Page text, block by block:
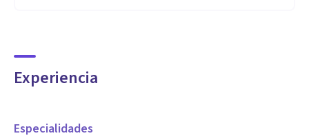
Experiencia
Especialidades